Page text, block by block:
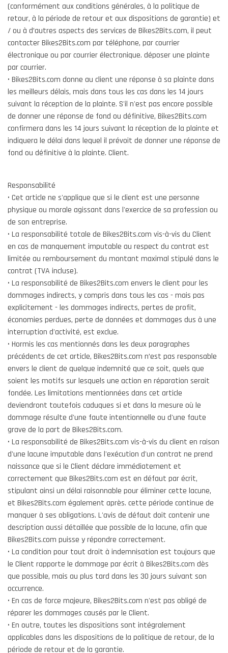
(conformément aux conditions générales, à la politique de
retour, à la période de retour et aux dispositions de garantie) et
/ ou à d’autres aspects des services de Bikes2Bits.com, il peut
contacter Bikes2Bits.com par téléphone, par courrier
électronique ou par courrier électronique. déposer une plainte
par courrier.
• Bikes2Bits.com donne au client une réponse à sa plainte dans
les meilleurs délais, mais dans tous les cas dans les 14 jours
suivant la réception de la plainte. S'il n'est pas encore possible
de donner une réponse de fond ou définitive, Bikes2Bits.com
confirmera dans les 14 jours suivant la réception de la plainte et
indiquera le délai dans lequel il prévoit de donner une réponse de
fond ou définitive à la plainte. Client.
Responsabilité
• Cet article ne s'applique que si le client est une personne
physique ou morale agissant dans l'exercice de sa profession ou
de son entreprise.
• La responsabilité totale de Bikes2Bits.com vis-à-vis du Client
en cas de manquement imputable au respect du contrat est
limitée au remboursement du montant maximal stipulé dans le
contrat (TVA incluse).
• La responsabilité de Bikes2Bits.com envers le client pour les
dommages indirects, y compris dans tous les cas - mais pas
explicitement - les dommages indirects, pertes de profit,
économies perdues, perte de données et dommages dus à une
interruption d'activité, est exclue.
• Hormis les cas mentionnés dans les deux paragraphes
précédents de cet article, Bikes2Bits.com n’est pas responsable
envers le client de quelque indemnité que ce soit, quels que
soient les motifs sur lesquels une action en réparation serait
fondée. Les limitations mentionnées dans cet article
deviendront toutefois caduques si et dans la mesure où le
dommage résulte d'une faute intentionnelle ou d'une faute
grave de la part de Bikes2Bits.com.
• La responsabilité de Bikes2Bits.com vis-à-vis du client en raison
d'une lacune imputable dans l'exécution d'un contrat ne prend
naissance que si le Client déclare immédiatement et
correctement que Bikes2Bits.com est en défaut par écrit,
stipulant ainsi un délai raisonnable pour éliminer cette lacune,
et Bikes2Bits.com également après. cette période continue de
manquer à ses obligations. L'avis de défaut doit contenir une
description aussi détaillée que possible de la lacune, afin que
Bikes2Bits.com puisse y répondre correctement.
• La condition pour tout droit à indemnisation est toujours que
le Client rapporte le dommage par écrit à Bikes2Bits.com dès
que possible, mais au plus tard dans les 30 jours suivant son
occurrence.
• En cas de force majeure, Bikes2Bits.com n'est pas obligé de
réparer les dommages causés par le Client.
• En outre, toutes les dispositions sont intégralement
applicables dans les dispositions de la politique de retour, de la
période de retour et de la garantie.